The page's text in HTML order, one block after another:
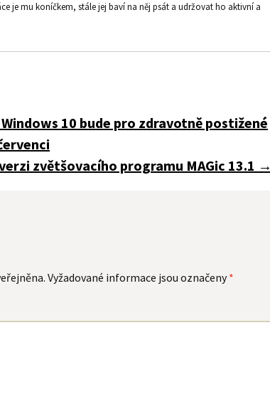
je mu koníčkem, stále jej baví na něj psát a udržovat ho aktivní a
10 bude pro zdravotně postižené
zvětšovacího programu MAGic 13.1 →
Vyžadované informace jsou označeny*